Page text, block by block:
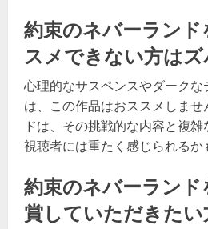
約束のネバーラン
スメできない方はズ
心理的なサスペンスやダーク
は、この作品はおススメしま
ドは、その挑戦的な内容と複
視聴者には重たく感じられるか
約束のネバーラン
賞していただきたい